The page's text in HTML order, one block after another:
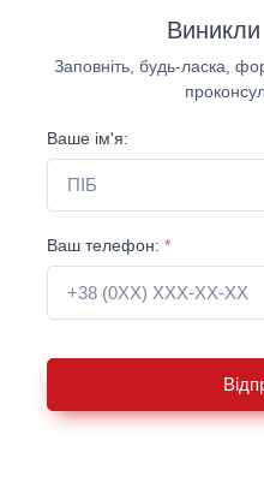
Заповніть, будь-ласка,
Ваше ім'я:
Ваш телефон: *